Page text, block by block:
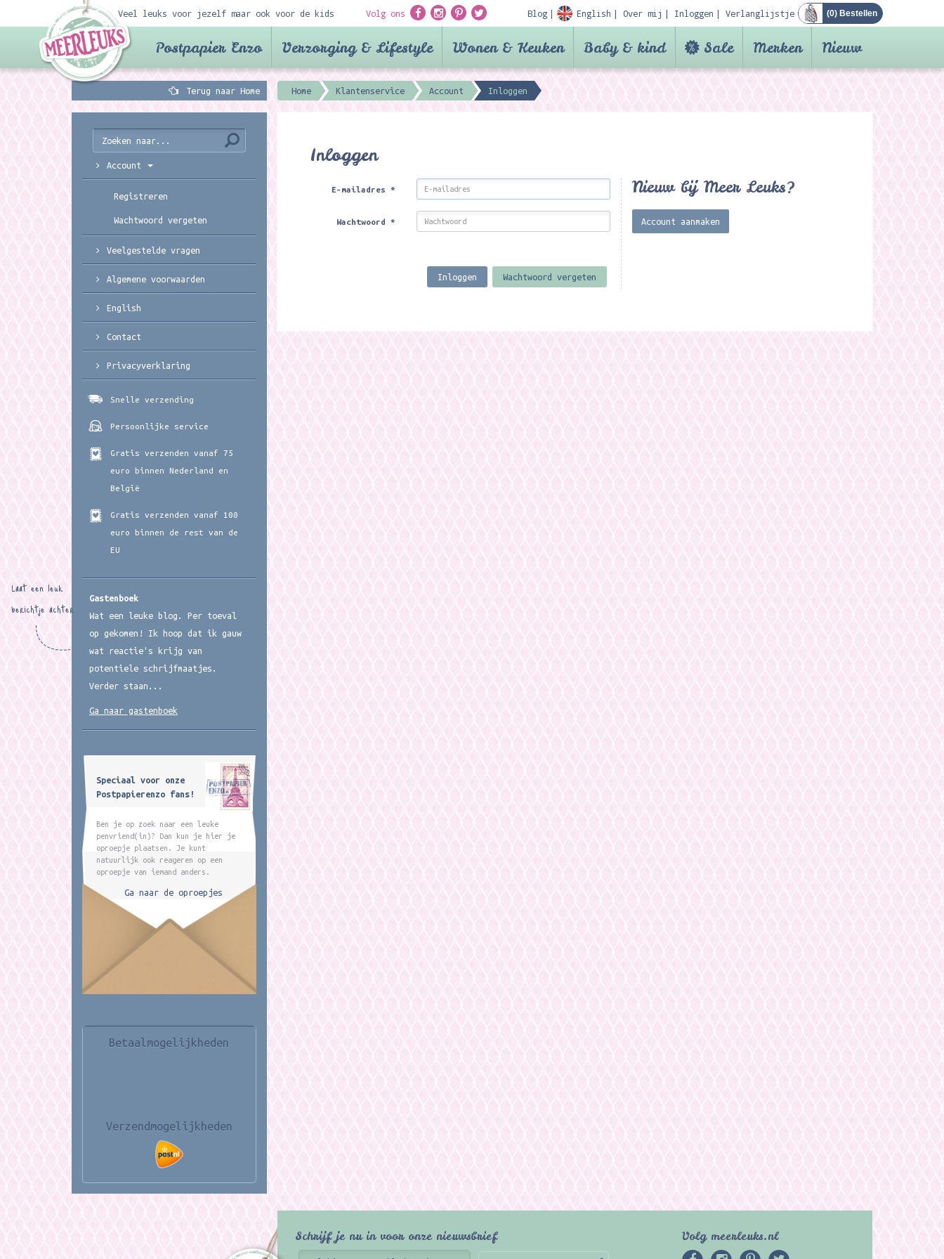
Veel leuks voor jezelf maar ook voor de kids Volg ons Blog English Over mij Inloggen Verlanglijstje (0) Bestellen
Postpapier Enzo Verzorging & Lifestyle Wonen & Keuken Baby & kind Sale Merken Nieuw
Terug naar Home Home Klantenservice Account Inloggen
Inloggen
E-mailadres*
Wachtwoord*
Inloggen Wachtwoord vergeten
Nieuw bij Meer Leuks?
Account aanmaken
Account
Registreren
Wachtwoord vergeten
Veelgestelde vragen
Algemene voorwaarden
English
Contact
Privacyverklaring
Snelle verzending
Persoonlijke service
Gratis verzenden vanaf 75
euro binnen Nederland en
België
Gratis verzenden vanaf 100
euro binnen de rest van de
EU
Gastenboek
Wat een leuke blog. Per toeval
op gekomen! Ik hoop dat ik gauw
wat reactie's krijg van
potentiele schrijfmaatjes.
Verder staan...
Laat een leuk
berichtje achter
Ga naar gastenboek
Speciaal voor onze
Postpapierenzo fans!
Ben je op zoek naar een leuke
penvriend(in)? Dan kun je hier je
oproepje plaatsen. Je kunt
natuurlijk ook reageren op een
oproepje van iemand anders.
Ga naar de oproepjes
Betaalmogelijkheden
Verzendmogelijkheden
Schrijf je nu in voor onze nieuwsbrief Volg meerleuks.nl